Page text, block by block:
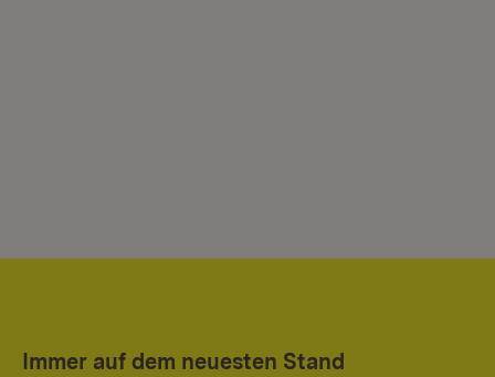
Immer auf dem neuesten Stand